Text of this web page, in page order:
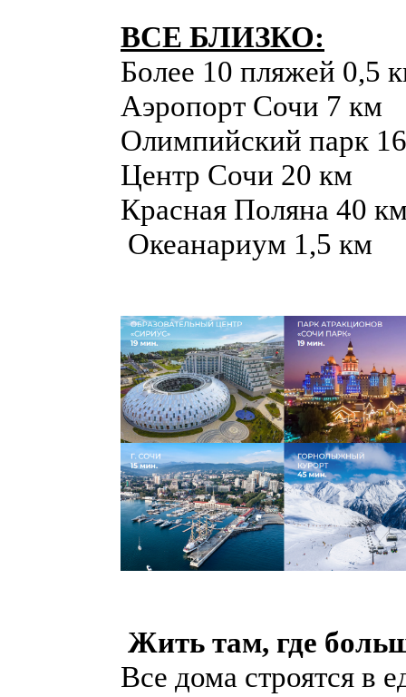
ВСЕ БЛИЗКО:
Более 10 пляжей 0,5
Аэропорт Сочи 7 км
Олимпийский парк
Центр Сочи 20 км
Красная Поляна 40
Океанариум 1,5 км
Жить там, где
Все дома строятся в